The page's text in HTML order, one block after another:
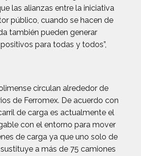
las alianzas entre la iniciativa
público, cuando se hacen de
también pueden generar
para todas y todos”,
circulan alrededor de
de Ferromex. De acuerdo con
de carga es actualmente el
con el entorno para mover
de carga ya que uno solo de
a más de 75 camiones